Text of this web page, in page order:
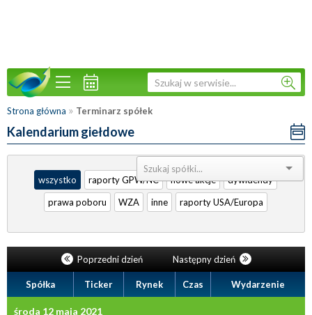
Strona główna » Terminarz spółek
Kalendarium giełdowe
Sortuj:
wszystko
raporty GPW/NC nowe akcje
dywidendy
prawa poboru
WZA inne raporty USA/Europa
Poprzedni dzień Następny dzień
Spółka Ticker Rynek Czas Wydarzenie
środa 12 maja 2021